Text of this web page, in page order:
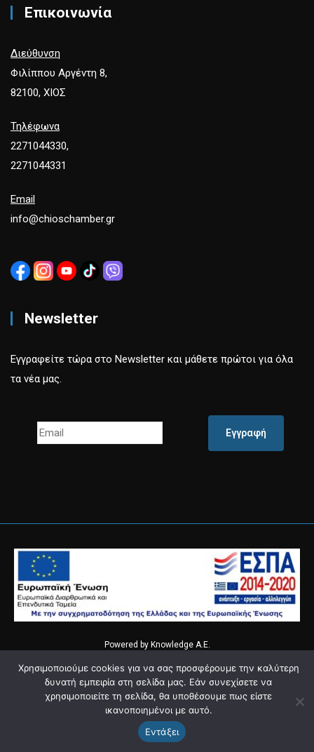
Επικοινωνία
Διεύθυνση
Φιλίππου Αργέντη 8,
82100, ΧΙΟΣ
Τηλέφωνα
2271044330,
2271044331
Email
info@chioschamber.gr
Newsletter
Εγγραφείτε τώρα στο Newsletter και μάθετε πρώτοι για όλα
τα νέα μας.
Εγγραφή
Powered by Knowledge Α.Ε.
Χρησιμοποιούμε cookies για να σας προσφέρουμε την καλύτερη
δυνατή εμπειρία στη σελίδα μας. Εάν συνεχίσετε να
χρησιμοποιείτε τη σελίδα, θα υποθέσουμε πως είστε
ικανοποιημένοι με αυτό.
Εντάξει